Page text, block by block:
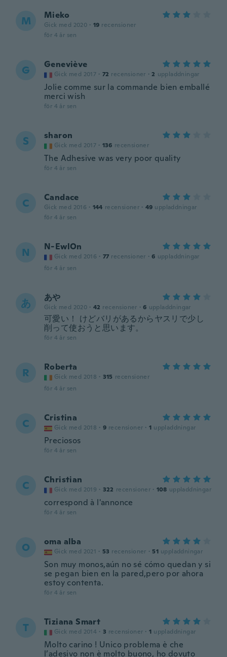
M Mieko
Gick med 2020 · 19 recensioner
för 4 år sen
G Geneviève
Gick med 2017 · 72 recensioner · 2 uppladdningar
Jolie comme sur la commande bien emballé
merci wish
för 4 år sen
S sharon
Gick med 2017 · 136 recensioner
The Adhesive was very poor quality
för 4 år sen
C Candace
Gick med 2016 · 144 recensioner · 49 uppladdningar
för 4 år sen
N N-EwlOn
Gick med 2016 · 77 recensioner · 6 uppladdningar
för 4 år sen
あ あや
Gick med 2020 · 42 recensioner · 6 uppladdningar
可愛い！ けどバリがあるからヤスリで少し
削って使おうと思います。
för 4 år sen
R Roberta
Gick med 2018 · 315 recensioner
för 4 år sen
C Cristina
Gick med 2018 · 9 recensioner · 1 uppladdningar
Preciosos
för 4 år sen
C Christian
Gick med 2019 · 322 recensioner · 108 uppladdningar
correspond à l'annonce
för 4 år sen
O oma alba
Gick med 2021 · 53 recensioner · 51 uppladdningar
Son muy monos,aún no sé cómo quedan y si
se pegan bien en la pared,pero por ahora
estoy contenta.
för 4 år sen
T Tiziana Smart
Gick med 2014 · 3 recensioner · 1 uppladdningar
Molto carino ! Unico problema è che
l’adesivo non è molto buono, ho dovuto